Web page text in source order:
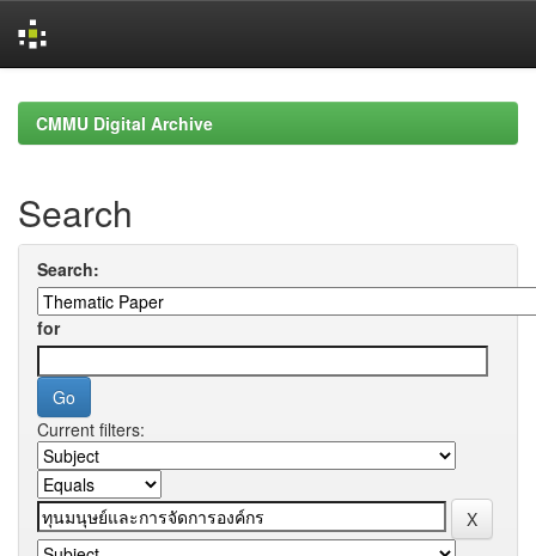
navigationCMMU Digital Archive
Search
Search:
for
Current filters: